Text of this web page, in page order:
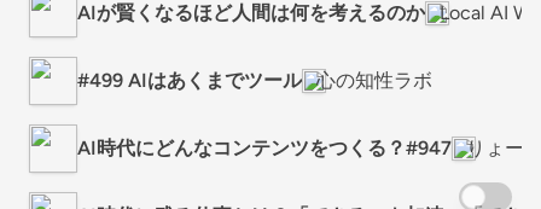
AIが賢くなるほど人間は何を考えるのか Local AI
#499 AIはあくまでツール 心の知性ラボ
AI時代にどんなコンテンツをつくる？#947 りょー